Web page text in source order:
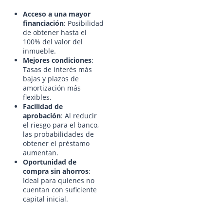
Acceso a una mayor
financiación: Posibilidad
de obtener hasta el
100% del valor del
inmueble.
Mejores condiciones:
Tasas de interés más
bajas y plazos de
amortización más
flexibles.
Facilidad de
aprobación: Al reducir
el riesgo para el banco,
las probabilidades de
obtener el préstamo
aumentan.
Oportunidad de
compra sin ahorros:
Ideal para quienes no
cuentan con suficiente
capital inicial.